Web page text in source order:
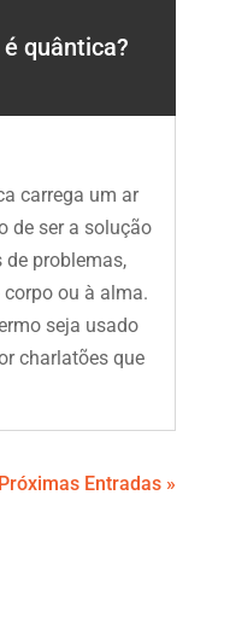
quântica?
carrega um ar
de ser a solução
problemas,
ou à alma.
seja usado
charlatões que
Próximas Entradas »